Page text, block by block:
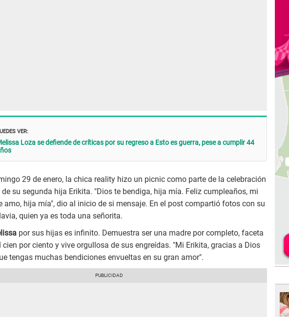
VER:
Loza se defiende de críticas por su regreso a Esto es guerra, pese a cumplir 44
29 de enero, la chica reality hizo un picnic como parte de la celebración
su segunda hija Erikita. "Dios te bendiga, hija mía. Feliz cumpleaños, mi
amo, hija mía", dio al inicio de si mensaje. En el post compartió fotos con su
quien ya es toda una señorita.
por sus hijas es infinito. Demuestra ser una madre por completo, faceta
por ciento y vive orgullosa de sus engreídas. "Mi Erikita, gracias a Dios
tengas muchas bendiciones envueltas en su gran amor".